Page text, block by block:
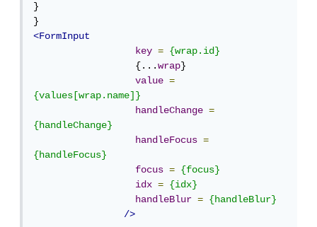
}
<FormInput
key
=
{wrap.id}
                  {...
wrap}
value
=
{values[wrap.name]}
handleChange
=
{handleChange}
handleFocus
=
{handleFocus}
focus
=
{focus}
idx
=
{idx}
handleBlur
=
{handleBlur}
/>